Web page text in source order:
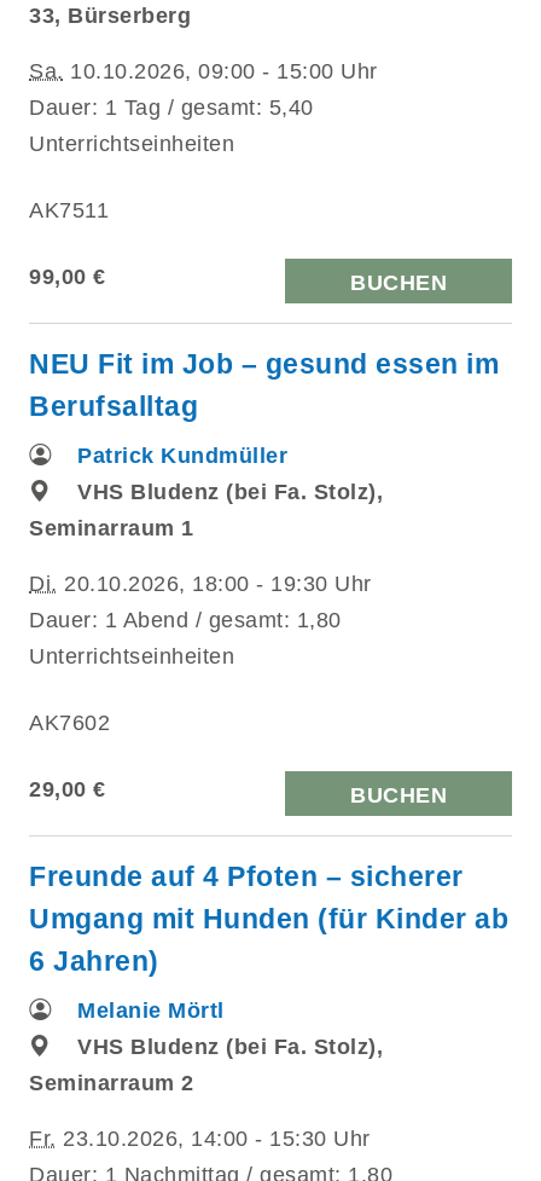
33, Bürserberg
Sa. 10.10.2026, 09:00 - 15:00 Uhr
Dauer: 1 Tag / gesamt: 5,40
Unterrichtseinheiten
AK7511
99,00 € BUCHEN
NEU Fit im Job – gesund essen im
Berufsalltag
Patrick Kundmüller
VHS Bludenz (bei Fa. Stolz),
Seminarraum 1
Di. 20.10.2026, 18:00 - 19:30 Uhr
Dauer: 1 Abend / gesamt: 1,80
Unterrichtseinheiten
AK7602
29,00 € BUCHEN
Freunde auf 4 Pfoten – sicherer
Umgang mit Hunden (für Kinder ab
6 Jahren)
Melanie Mörtl
VHS Bludenz (bei Fa. Stolz),
Seminarraum 2
Fr. 23.10.2026, 14:00 - 15:30 Uhr
Dauer: 1 Nachmittag / gesamt: 1,80